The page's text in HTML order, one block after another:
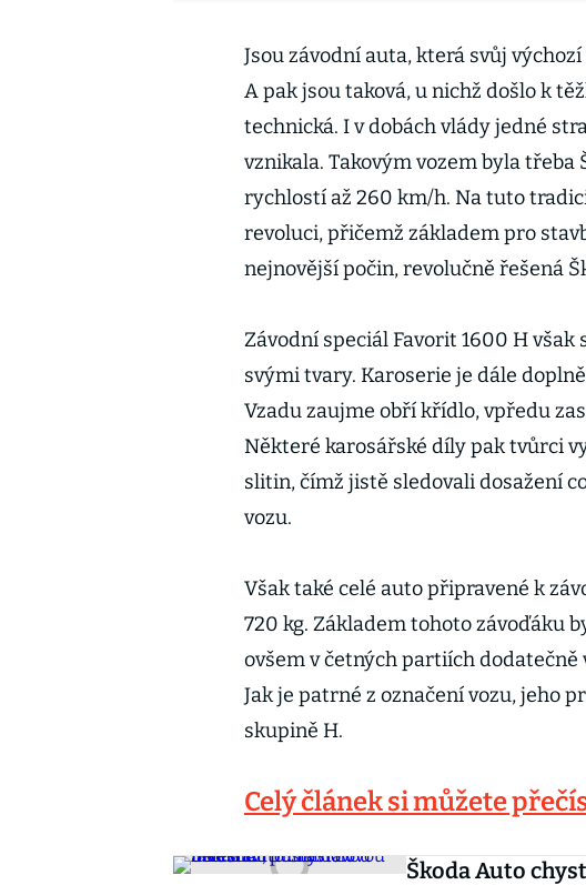
Jsou závodní auta, která svůj
A pak jsou taková, u nichž došlo k
technická. I v dobách vlády jedné
vznikala. Takovým vozem byla třeba
rychlostí až 260 km/h. Na tuto
revoluci, přičemž základem pro
nejnovější počin, revolučně řešená
Závodní speciál Favorit 1600 H
svými tvary. Karoserie je dále
Vzadu zaujme obří křídlo, vpředu
Některé karosářské díly pak tvůrci
slitin, čímž jistě sledovali dosažení
vozu.
Však také celé auto připravené k
720 kg. Základem tohoto závoďáku
ovšem v četných partiích dodatečně
Jak je patrné z označení vozu, jeho
skupině H.
Celý článek si můžete
Škoda Auto